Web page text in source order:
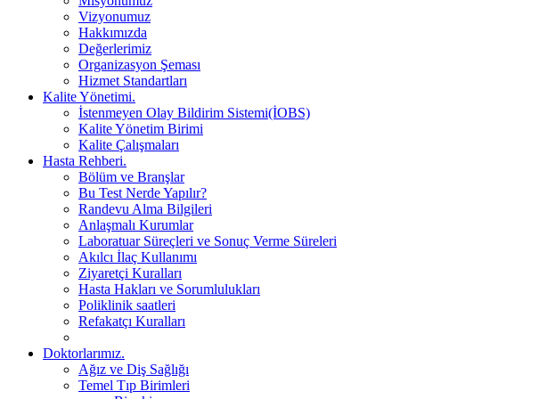
Vizyonumuz
Hakkımızda
Değerlerimiz
Organizasyon Şeması
Hizmet Standartları
Kalite Yönetimi.
İstenmeyen Olay Bildirim Sistemi(İOBS)
Kalite Yönetim Birimi
Kalite Çalışmaları
Hasta Rehberi.
Bölüm ve Branşlar
Bu Test Nerde Yapılır?
Randevu Alma Bilgileri
Anlaşmalı Kurumlar
Laboratuar Süreçleri ve Sonuç Verme Süreleri
Akılcı İlaç Kullanımı
Ziyaretçi Kuralları
Hasta Hakları ve Sorumlulukları
Poliklinik saatleri
Refakatçı Kuralları
Doktorlarımız.
Ağız ve Diş Sağlığı
Temel Tıp Birimleri